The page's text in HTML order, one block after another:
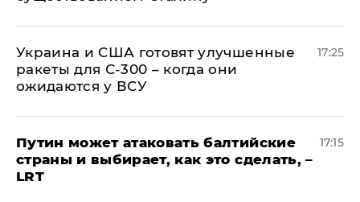
Украина и США готовят улучшенные
ракеты для С-300 – когда они
ожидаются у ВСУ
17:25
Путин может атаковать балтийские
страны и выбирает, как это сделать, –
LRT
17:15